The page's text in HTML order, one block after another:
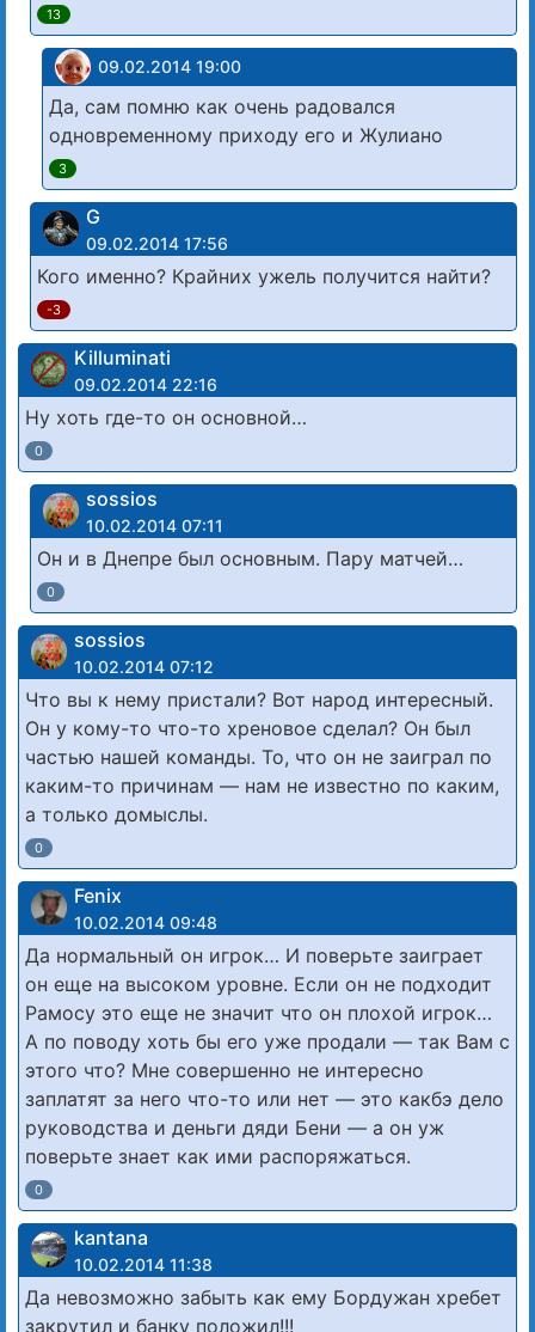
13
09.02.2014 19:00
Да, сам помню как очень радовался
одновременному приходу его и Жулиано
3
G
09.02.2014 17:56
Кого именно? Крайних ужель получится найти?
-3
Killuminati
09.02.2014 22:16
Ну хоть где-то он основной…
0
sossios
10.02.2014 07:11
Он и в Днепре был основным. Пару матчей…
0
sossios
10.02.2014 07:12
Что вы к нему пристали? Вот народ интересный.
Он у кому-то что-то хреновое сделал? Он был
частью нашей команды. То, что он не заиграл по
каким-то причинам — нам не известно по каким,
а только домыслы.
0
Fenix
10.02.2014 09:48
Да нормальный он игрок… И поверьте заиграет
он еще на высоком уровне. Если он не подходит
Рамосу это еще не значит что он плохой игрок…
А по поводу хоть бы его уже продали — так Вам с
этого что? Мне совершенно не интересно
заплатят за него что-то или нет — это какбэ дело
руководства и деньги дяди Бени — а он уж
поверьте знает как ими распоряжаться.
0
kantana
10.02.2014 11:38
Да невозможно забыть как ему Бордужан хребет
закрутил и банку положил!!!